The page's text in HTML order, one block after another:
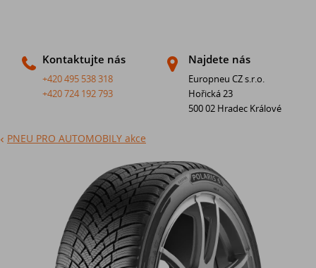
Kontaktujte nás
+420 495 538 318
+420 724 192 793
Najdete nás
Europneu CZ s.r.o.
Hořická 23
500 02 Hradec Králové
PNEU PRO AUTOMOBILY akce